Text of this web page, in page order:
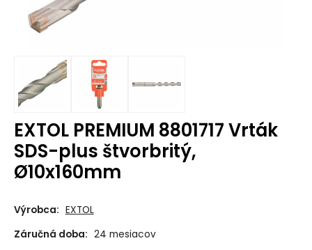
EXTOL PREMIUM 8801717 Vrták
SDS-plus štvorbritý,
Ø10x160mm
Výrobca: EXTOL
Záručná doba: 24 mesiacov